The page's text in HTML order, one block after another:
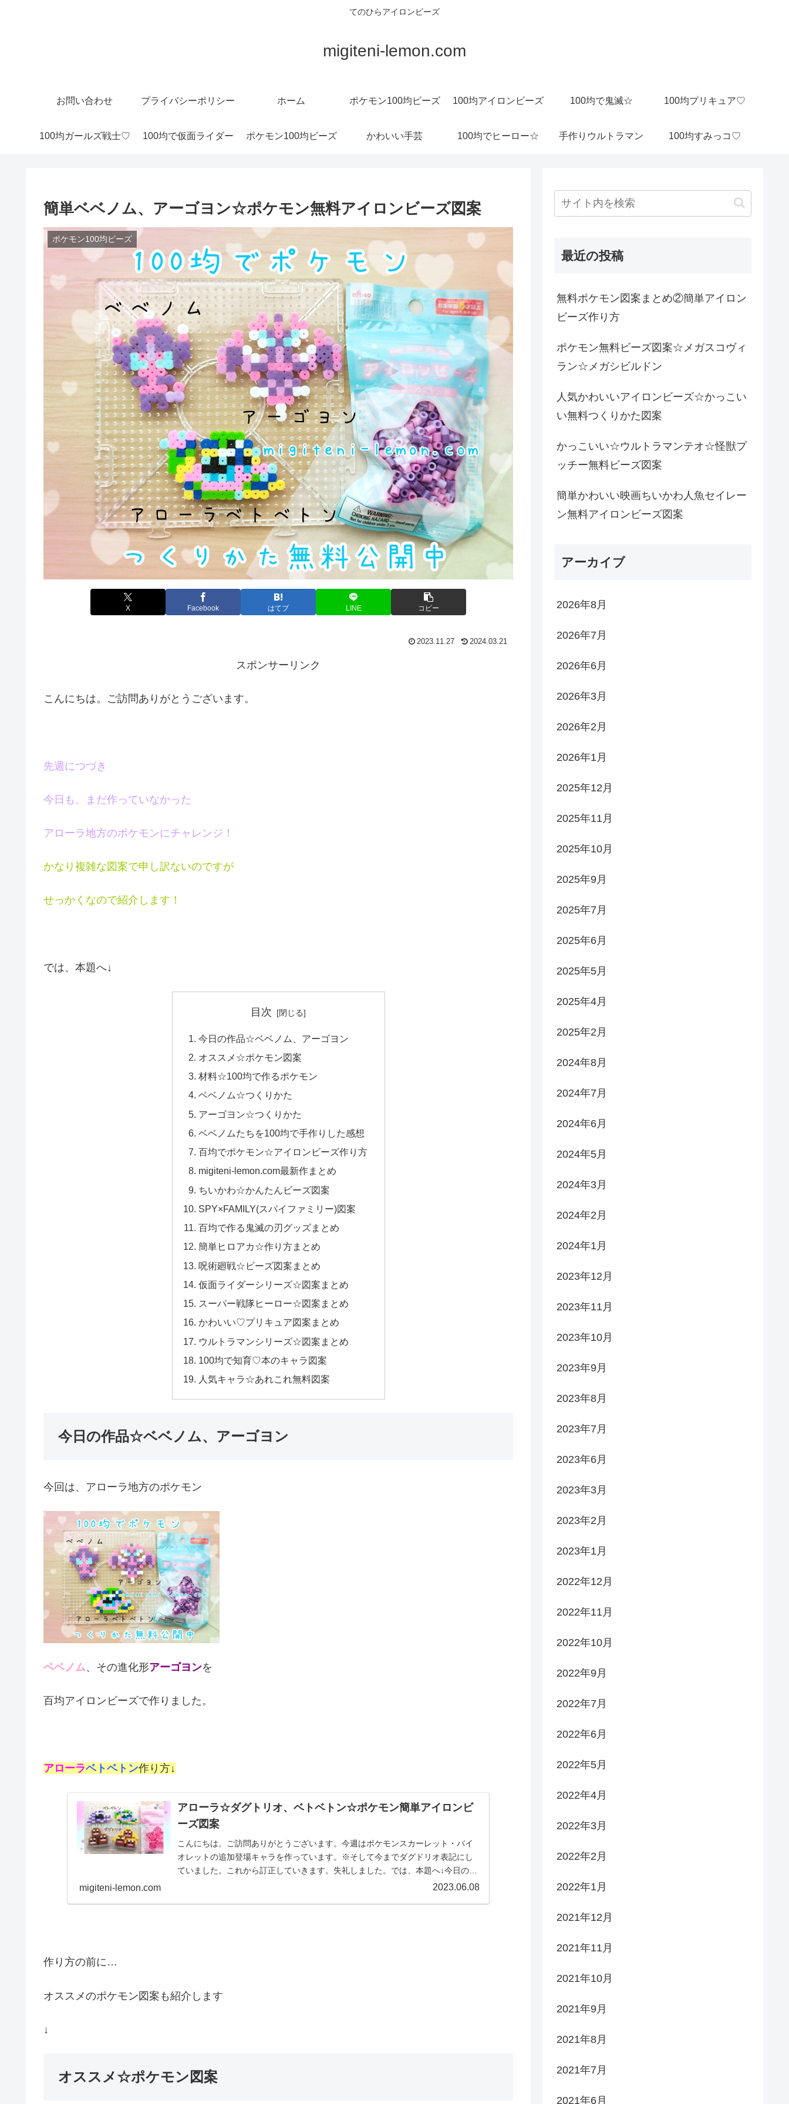
てのひらアイロンビーズ
migiteni-lemon.com
お問い合わせ プライバシーポリシー ホーム ポケモン100均ビーズ 100均アイロンビーズ 100均で鬼滅☆ 100均プリキュア♡
100均ガールズ戦士♡ 100均で仮面ライダー ポケモン100均ビーズ かわいい手芸 100均でヒーロー☆ 手作りウルトラマン 100均すみっコ♡
簡単ベベノム、アーゴヨン☆ポケモン無料アイロンビーズ図案
ポケモン100均ビーズ
X Facebook はてブ LINE コピー
2023.11.27 2024.03.21
スポンサーリンク
こんにちは。ご訪問ありがとうございます。
先週につづき
今日も、まだ作っていなかった
アローラ地方のポケモンにチャレンジ！
かなり複雑な図案で申し訳ないのですが
せっかくなので紹介します！
では、本題へ↓
目次
今日の作品☆ベベノム、アーゴヨン
オススメ☆ポケモン図案
材料☆100均で作るポケモン
ベベノム☆つくりかた
アーゴヨン☆つくりかた
ベベノムたちを100均で手作りした感想
百均でポケモン☆アイロンビーズ作り方
migiteni-lemon.com最新作まとめ
ちいかわ☆かんたんビーズ図案
SPY×FAMILY(スパイファミリー)図案
百均で作る鬼滅の刃グッズまとめ
簡単ヒロアカ☆作り方まとめ
呪術廻戦☆ビーズ図案まとめ
仮面ライダーシリーズ☆図案まとめ
スーパー戦隊ヒーロー☆図案まとめ
かわいい♡プリキュア図案まとめ
ウルトラマンシリーズ☆図案まとめ
100均で知育♡本のキャラ図案
人気キャラ☆あれこれ無料図案
今日の作品☆ベベノム、アーゴヨン
今回は、アローラ地方のポケモン
ベベノム、その進化形アーゴヨンを
百均アイロンビーズで作りました。
アローラベトベトン作り方↓
アローラ☆ダグトリオ、ベトベトン☆ポケモン簡単アイロンビ
ーズ図案
こんにちは。ご訪問ありがとうございます。今週はポケモンスカーレット・バイ
オレットの追加登場キャラを作っています。※そして今までダグドリオ表記にし
ていました。これから訂正していきます。失礼しました。では、本題へ↓今日の作
migiteni-lemon.com 2023.06.08
作り方の前に…
オススメのポケモン図案も紹介します
↓
オススメ☆ポケモン図案
最近の投稿
無料ポケモン図案まとめ②簡単アイロン
ビーズ作り方
ポケモン無料ビーズ図案☆メガスコヴィ
ラン☆メガシビルドン
人気かわいいアイロンビーズ☆かっこい
い無料つくりかた図案
かっこいい☆ウルトラマンテオ☆怪獣プ
ッチー無料ビーズ図案
簡単かわいい映画ちいかわ人魚セイレー
ン無料アイロンビーズ図案
アーカイブ
2026年8月
2026年7月
2026年6月
2026年3月
2026年2月
2026年1月
2025年12月
2025年11月
2025年10月
2025年9月
2025年7月
2025年6月
2025年5月
2025年4月
2025年2月
2024年8月
2024年7月
2024年6月
2024年5月
2024年3月
2024年2月
2024年1月
2023年12月
2023年11月
2023年10月
2023年9月
2023年8月
2023年7月
2023年6月
2023年3月
2023年2月
2023年1月
2022年12月
2022年11月
2022年10月
2022年9月
2022年7月
2022年6月
2022年5月
2022年4月
2022年3月
2022年2月
2022年1月
2021年12月
2021年11月
2021年10月
2021年9月
2021年8月
2021年7月
2021年6月